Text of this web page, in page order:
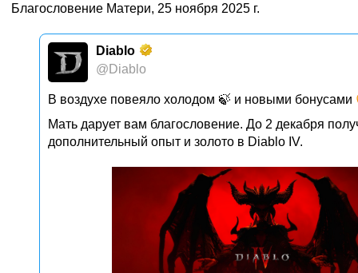
Благословение Матери, 25 ноября 2025 г.
Diablo
@Diablo
В воздухе повеяло холодом 🍃 и новыми бонусами
Мать дарует вам благословение. До 2 декабря
дополнительный опыт и золото в Diablo IV.